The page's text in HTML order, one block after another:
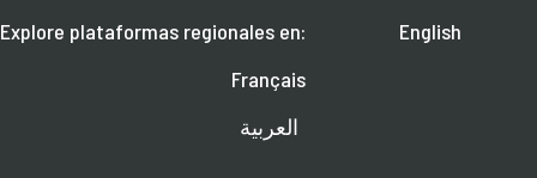
Explore plataformas regionales en:
English
Français
العربية